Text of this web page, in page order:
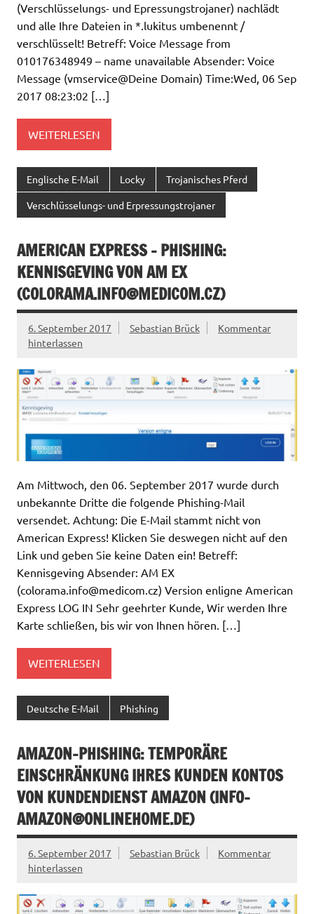
(Verschlüsselungs- und Epressungstrojaner) nachlädt
und alle Ihre Dateien in *.lukitus umbenennt /
verschlüsselt! Betreff: Voice Message from
010176348949 – name unavailable Absender: Voice
Message (vmservice@Deine Domain) Time:Wed, 06 Sep
2017 08:23:02 […]
WEITERLESEN
Englische E-Mail Locky Trojanisches Pferd
Verschlüsselungs- und Erpressungstrojaner
AMERICAN EXPRESS – PHISHING:
KENNISGEVING VON AM EX
(COLORAMA.INFO@MEDICOM.CZ)
6. September 2017 Sebastian Brück
Kommentar
hinterlassen
Am Mittwoch, den 06. September 2017 wurde durch
unbekannte Dritte die folgende Phishing-Mail
versendet. Achtung: Die E-Mail stammt nicht von
American Express! Klicken Sie deswegen nicht auf den
Link und geben Sie keine Daten ein! Betreff:
Kennisgeving Absender: AM EX
(colorama.info@medicom.cz) Version enligne American
Express LOG IN Sehr geehrter Kunde, Wir werden Ihre
Karte schließen, bis wir von Ihnen hören. […]
WEITERLESEN
Deutsche E-Mail Phishing
AMAZON-PHISHING: TEMPORÄRE
EINSCHRÄNKUNG IHRES KUNDEN KONTOS
VON KUNDENDIENST AMAZON (INFO-
AMAZON@ONLINEHOME.DE)
6. September 2017 Sebastian Brück
Kommentar
hinterlassen